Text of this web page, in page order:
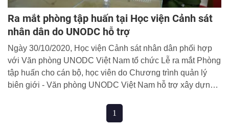
Ra mắt phòng tập huấn tại Học viện Cảnh sát
nhân dân do UNODC hỗ trợ
Ngày 30/10/2020, Học viện Cảnh sát nhân dân phối hợp
với Văn phòng UNODC Việt Nam tổ chức Lễ ra mắt Phòng
tập huấn cho cán bộ, học viên do Chương trình quản lý
biên giới - Văn phòng UNODC Việt Nam hỗ trợ xây dựng
1